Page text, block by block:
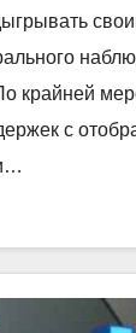
крайней
с